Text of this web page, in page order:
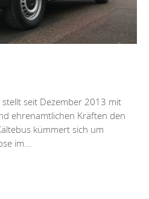
seit Dezember 2013 mit
ehrenamtlichen Kräften den
kümmert sich um
im...